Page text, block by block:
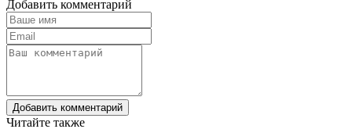
Добавить комментарий
Добавить комментарий
Читайте также